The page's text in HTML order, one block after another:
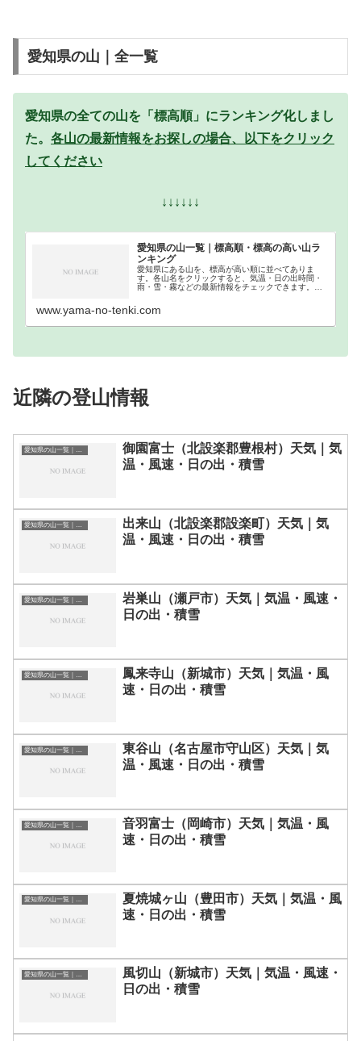
愛知県の山｜全一覧
愛知県の全ての山を「標高順」にランキング化しまし
た。 各山の最新情報をお探しの場合、以下をクリック
してください
↓↓↓↓↓↓
愛知県の山一覧｜標高順・標高の高い山ラ
ンキング
愛知県にある山を、標高が高い順に並べてありま
す。各山名をクリックすると、気温・日の出時間・
雨・雪・霧などの最新情報をチェックできます。愛
www.yama-no-tenki.com
近隣の登山情報
愛知県の山一覧｜標高順・標高の高い山ランキング
御園富士（北設楽郡豊根村）天気｜気
温・風速・日の出・積雪
愛知県の山一覧｜標高順・標高の高い山ランキング
出来山（北設楽郡設楽町）天気｜気
温・風速・日の出・積雪
愛知県の山一覧｜標高順・標高の高い山ランキング
岩巣山（瀬戸市）天気｜気温・風速・
日の出・積雪
鳳来寺山（新城市）天気｜気温・風
速・日の出・積雪
東谷山（名古屋市守山区）天気｜気
温・風速・日の出・積雪
音羽富士（岡崎市）天気｜気温・風
速・日の出・積雪
愛知県の山一覧｜標高順・標高の高い山ランキング
夏焼城ヶ山（豊田市）天気｜気温・風
速・日の出・積雪
愛知県の山一覧｜標高順・標高の高い山ランキング
風切山（新城市）天気｜気温・風速・
日の出・積雪